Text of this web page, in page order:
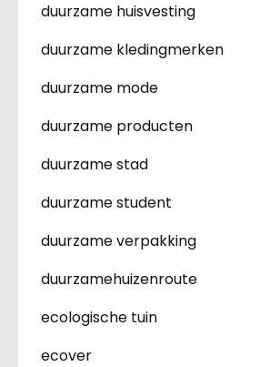
duurzame huisvesting
duurzame kledingmerken
duurzame mode
duurzame producten
duurzame stad
duurzame student
duurzame verpakking
duurzamehuizenroute
ecologische tuin
ecover